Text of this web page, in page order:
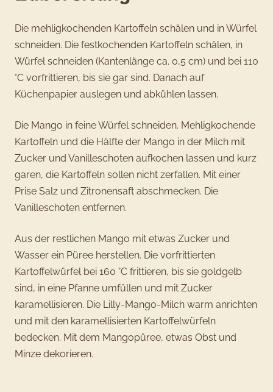
Die mehligkochenden Kartoffeln schälen und in Würfel
schneiden. Die festkochenden Kartoffeln schälen, in
Würfel schneiden (Kantenlänge ca. 0,5 cm) und bei 110
°C vorfrittieren, bis sie gar sind. Danach auf
Küchenpapier auslegen und abkühlen lassen.
Die Mango in feine Würfel schneiden. Mehligkochende
Kartoffeln und die Hälfte der Mango in der Milch mit
Zucker und Vanilleschoten aufkochen lassen und kurz
garen, die Kartoffeln sollen nicht zerfallen. Mit einer
Prise Salz und Zitronensaft abschmecken. Die
Vanilleschoten entfernen.
Aus der restlichen Mango mit etwas Zucker und
Wasser ein Püree herstellen. Die vorfrittierten
Kartoffelwürfel bei 160 °C frittieren, bis sie goldgelb
sind, in eine Pfanne umfüllen und mit Zucker
karamellisieren. Die Lilly-Mango-Milch warm anrichten
und mit den karamellisierten Kartoffelwürfeln
bedecken. Mit dem Mangopüree, etwas Obst und
Minze dekorieren.